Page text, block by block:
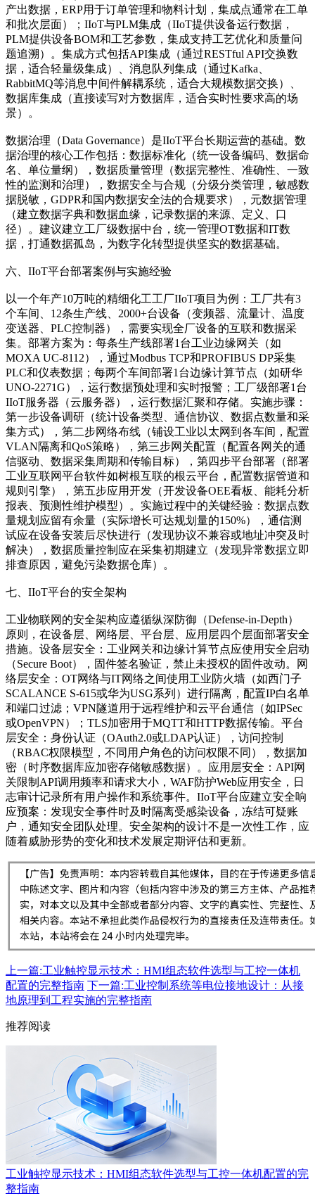
产出数据，ERP用于订单管理和物料计划，集成点通常在工单
和批次层面）；IIoT与PLM集成（IIoT提供设备运行数据，
PLM提供设备BOM和工艺参数，集成支持工艺优化和质量问
题追溯）。集成方式包括API集成（通过RESTful API交换数
据，适合轻量级集成）、消息队列集成（通过Kafka、
RabbitMQ等消息中间件解耦系统，适合大规模数据交换）、
数据库集成（直接读写对方数据库，适合实时性要求高的场
景）。
数据治理（Data Governance）是IIoT平台长期运营的基础。数
据治理的核心工作包括：数据标准化（统一设备编码、数据命
名、单位量纲），数据质量管理（数据完整性、准确性、一致
性的监测和治理），数据安全与合规（分级分类管理，敏感数
据脱敏，GDPR和国内数据安全法的合规要求），元数据管理
（建立数据字典和数据血缘，记录数据的来源、定义、口
径）。建议建立工厂级数据中台，统一管理OT数据和IT数
据，打通数据孤岛，为数字化转型提供坚实的数据基础。
六、IIoT平台部署案例与实施经验
以一个年产10万吨的精细化工工厂IIoT项目为例：工厂共有3
个车间、12条生产线、2000+台设备（变频器、流量计、温度
变送器、PLC控制器），需要实现全厂设备的互联和数据采
集。部署方案为：每条生产线部署1台工业边缘网关（如
MOXA UC-8112），通过Modbus TCP和PROFIBUS DP采集
PLC和仪表数据；每两个车间部署1台边缘计算节点（如研华
UNO-2271G），运行数据预处理和实时报警；工厂级部署1台
IIoT服务器（云服务器），运行数据汇聚和存储。实施步骤：
第一步设备调研（统计设备类型、通信协议、数据点数量和采
集方式），第二步网络布线（铺设工业以太网到各车间，配置
VLAN隔离和QoS策略），第三步网关配置（配置各网关的通
信驱动、数据采集周期和传输目标），第四步平台部署（部署
工业互联网平台软件如树根互联的根云平台，配置数据管道和
规则引擎），第五步应用开发（开发设备OEE看板、能耗分析
报表、预测性维护模型）。实施过程中的关键经验：数据点数
量规划应留有余量（实际增长可达规划量的150%），通信测
试应在设备安装后尽快进行（发现协议不兼容或地址冲突及时
解决），数据质量控制应在采集初期建立（发现异常数据立即
排查原因，避免污染数据仓库）。
七、IIoT平台的安全架构
工业物联网的安全架构应遵循纵深防御（Defense-in-Depth）
原则，在设备层、网络层、平台层、应用层四个层面部署安全
措施。设备层安全：工业网关和边缘计算节点应使用安全启动
（Secure Boot），固件签名验证，禁止未授权的固件改动。网
络层安全：OT网络与IT网络之间使用工业防火墙（如西门子
SCALANCE S-615或华为USG系列）进行隔离，配置IP白名单
和端口过滤；VPN隧道用于远程维护和云平台通信（如IPSec
或OpenVPN）；TLS加密用于MQTT和HTTP数据传输。平台
层安全：身份认证（OAuth2.0或LDAP认证），访问控制
（RBAC权限模型，不同用户角色的访问权限不同），数据加
密（时序数据库应加密存储敏感数据）。应用层安全：API网
关限制API调用频率和请求大小，WAF防护Web应用安全，日
志审计记录所有用户操作和系统事件。IIoT平台应建立安全响
应预案：发现安全事件时及时隔离受感染设备，冻结可疑账
户，通知安全团队处理。安全架构的设计不是一次性工作，应
随着威胁形势的变化和技术发展定期评估和更新。
上一篇:工业触控显示技术：HMI组态软件选型与工控一体机
配置的完整指南 下一篇:工业控制系统等电位接地设计：从接
地原理到工程实施的完整指南
推荐阅读
工业触控显示技术：HMI组态软件选型与工控一体机配置的完
整指南